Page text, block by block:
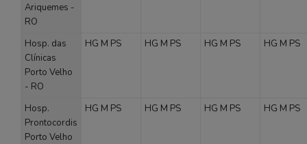
Ariquemes -
RO
Hosp. das
Clínicas
Porto Velho
- RO
HG M PS HG M PS HG M PS HG M PS
Hosp.
Prontocordis
Porto Velho
HG M PS HG M PS HG M PS HG M PS